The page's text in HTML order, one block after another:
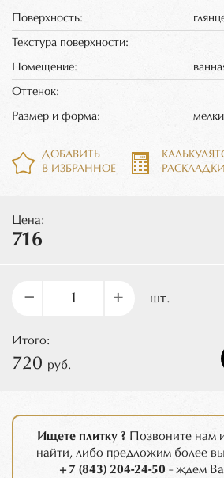
Поверхность:
Текстура поверхности:
Помещение:
Оттенок:
Размер и форма:
ДОБАВИТЬ
В ИЗБРАННОЕ
РАСКЛАДКИ
Цена:
716
– + шт.
Итого:
720 руб.
Ищете плитку ? Позвоните нам
найти, либо предложим более
+7 (843) 204-24-50 - ждем